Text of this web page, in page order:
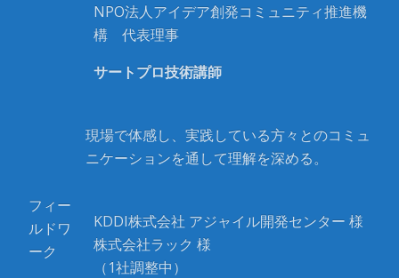
NPO法人アイデア創発コミュニティ推進機
構 代表理事
サートプロ技術講師
フィー
ルドワ
ーク
現場で体感し、実践している方々とのコミュ
ニケーションを通して理解を深める。
KDDI株式会社 アジャイル開発センター 様
株式会社ラック 様
（1社調整中）